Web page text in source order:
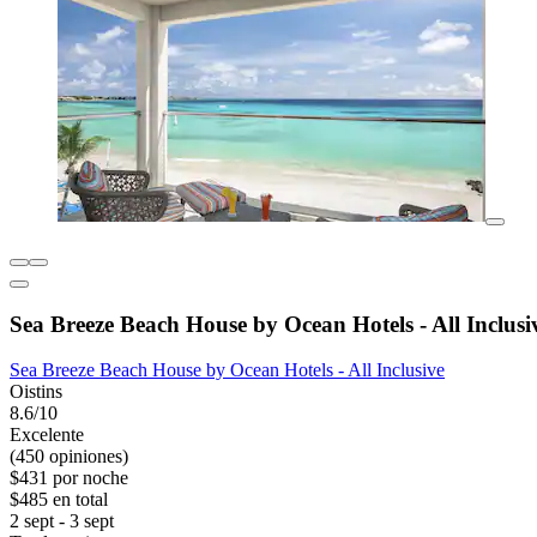
Sea Breeze Beach House by Ocean Hotels - All
Sea Breeze Beach House by Ocean Hotels - All Inclusive
Oistins
8.6/10
Excelente
(450 opiniones)
$431 por noche
$485 en total
2 sept - 3 sept